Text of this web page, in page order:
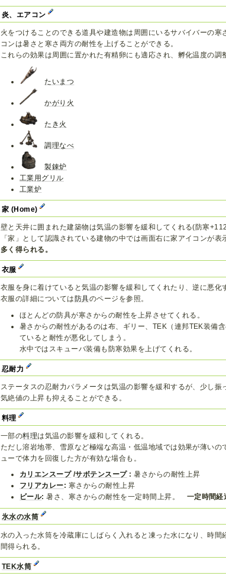
炎、エアコン
火をつけることのできる道具や建造物は周囲にいるサバイバーの
コンは暑さと寒さ両方の耐性を上げることができる。
これらの効果は周囲に置かれた有精卵にも適応され、孵化温度の調
たいまつ
かがり火
たき火
調理なべ
製錬炉
工業用グリル
工業炉
家 (Home)
壁と天井に囲まれた建築物は気温の影響を緩和してくれる(防寒
「家」として認識されている建物の中では画面右に家アイコンが表
多く得られる。
衣服
衣服を身に着けていると気温の影響を緩和してくれたり、逆に悪化
衣服の詳細については 防具のページを参照。
ほとんどの防具が寒さからの耐性を上昇させてくれる。
暑さからの耐性があるのは布、ギリー、TEK（連邦TEK装備
ていると耐性が悪化してしまう。
水中ではスキューバ装備も防寒効果を上げてくれる。
忍耐力
ステータスの忍耐力パラメータは気温の影響を緩和するが、少し振
気絶値の上昇も抑えることができる。
料理
一部の料理は気温の影響を緩和してくれる。
ただし溶岩地帯、雪原など極端な高温・低温地域では効果が薄い
ューで体力を回復した方が有効な場合も。
カリエンスープ/サボテンスープ:暑さからの耐性上昇
フリアカレー: 寒さからの耐性上昇
ビール:暑さ、寒さからの耐性を一定時間上昇。 一定時間経
氷水の水筒
水の入った水筒を冷蔵庫にしばらく入れると凍った水になり、時
間得られる。
TEK水筒